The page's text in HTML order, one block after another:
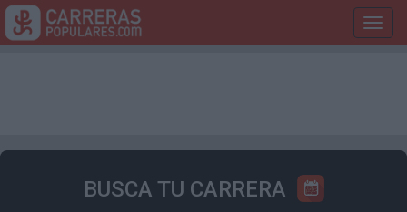
BUSCA TU CARRERA